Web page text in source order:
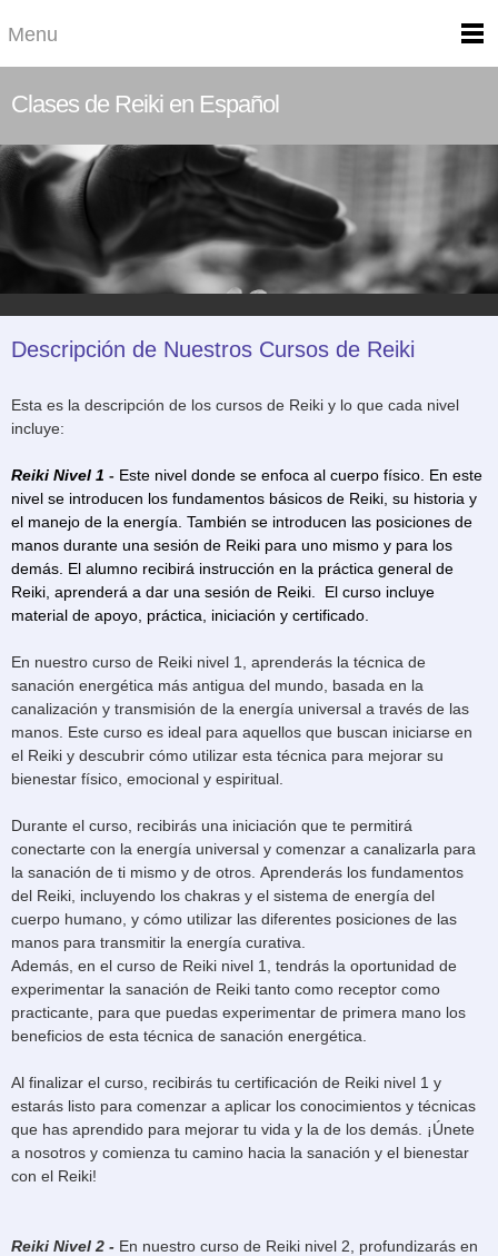
Menu
Clases de Reiki en Español
Descripción de Nuestros Cursos de Reiki
Esta es la descripción de los cursos de Reiki y lo que cada nivel
incluye:
Reiki Nivel 1 - Este nivel donde se enfoca al cuerpo físico. En este
nivel se introducen los fundamentos básicos de Reiki, su historia y
el manejo de la energía. También se introducen las posiciones de
manos durante una sesión de Reiki para uno mismo y para los
demás. El alumno recibirá instrucción en la práctica general de
Reiki, aprenderá a dar una sesión de Reiki. El curso incluye
material de apoyo, práctica, iniciación y certificado.
En nuestro curso de Reiki nivel 1, aprenderás la técnica de
sanación energética más antigua del mundo, basada en la
canalización y transmisión de la energía universal a través de las
manos. Este curso es ideal para aquellos que buscan iniciarse en
el Reiki y descubrir cómo utilizar esta técnica para mejorar su
bienestar físico, emocional y espiritual.
Durante el curso, recibirás una iniciación que te permitirá
conectarte con la energía universal y comenzar a canalizarla para
la sanación de ti mismo y de otros. Aprenderás los fundamentos
del Reiki, incluyendo los chakras y el sistema de energía del
cuerpo humano, y cómo utilizar las diferentes posiciones de las
manos para transmitir la energía curativa.
Además, en el curso de Reiki nivel 1, tendrás la oportunidad de
experimentar la sanación de Reiki tanto como receptor como
practicante, para que puedas experimentar de primera mano los
beneficios de esta técnica de sanación energética.
Al finalizar el curso, recibirás tu certificación de Reiki nivel 1 y
estarás listo para comenzar a aplicar los conocimientos y técnicas
que has aprendido para mejorar tu vida y la de los demás. ¡Únete
a nosotros y comienza tu camino hacia la sanación y el bienestar
con el Reiki!
Reiki Nivel 2 - En nuestro curso de Reiki nivel 2, profundizarás en